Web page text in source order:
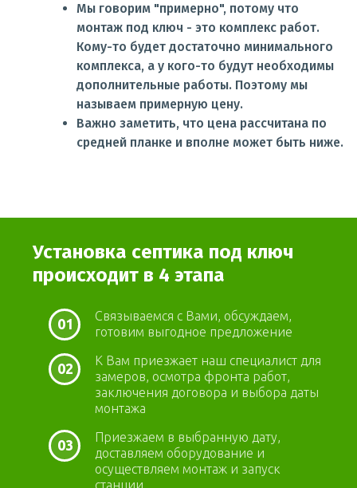
Мы говорим "примерно", потому что
монтаж под ключ - это комплекс работ.
Кому-то будет достаточно минимального
комплекса, а у кого-то будут необходимы
дополнительные работы. Поэтому мы
называем примерную цену.
Важно заметить, что цена рассчитана по
средней планке и вполне может быть ниже.
Установка септика под ключ
происходит в 4 этапа
01
Связываемся с Вами, обсуждаем,
готовим выгодное предложение
02
К Вам приезжает наш специалист для
замеров, осмотра фронта работ,
заключения договора и выбора даты
монтажа
03
Приезжаем в выбранную дату,
доставляем оборудование и
осуществляем монтаж и запуск
станции